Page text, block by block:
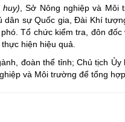
, Sở Nông nghiệp và Môi
dân sự Quốc gia, Đài Khí
Tổ chức kiểm tra, đôn
hiện hiệu quả.
đoàn thể tỉnh; Chủ tịch
và Môi trường để tổng